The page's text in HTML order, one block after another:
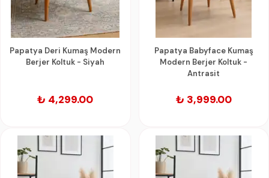
Papatya Deri Kumaş Modern
Berjer Koltuk - Siyah
₺ 4,299.00
Papatya Babyface Kumaş
Modern Berjer Koltuk -
Antrasit
₺ 3,999.00